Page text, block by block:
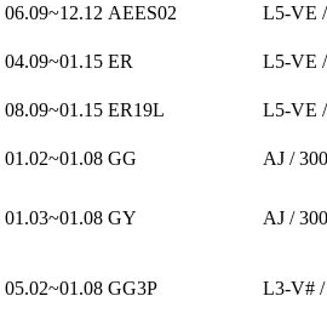
06.09~12.12 AEES02 L5-VE
04.09~01.15 ER L5-VE
08.09~01.15 ER19L L5-VE
01.02~01.08 GG AJ /
01.03~01.08 GY AJ /
05.02~01.08 GG3P L3-V# /